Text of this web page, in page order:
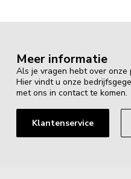
Meer informatie
Als je vragen hebt over onze
Hier vindt u onze
met ons in contact te komen.
Klantenservice